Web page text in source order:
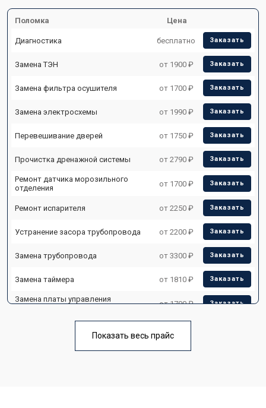
Поломка Цена
Диагностика бесплатно Заказать
Замена ТЭН от 1900 ₽ Заказать
Замена фильтра осушителя от 1700 ₽ Заказать
Замена электросхемы от 1990 ₽ Заказать
Перевешивание дверей от 1750 ₽ Заказать
Прочистка дренажной системы от 2790 ₽ Заказать
Ремонт датчика морозильного
отделения
от 1700 ₽ Заказать
Ремонт испарителя от 2250 ₽ Заказать
Устранение засора трубопровода от 2200 ₽ Заказать
Замена трубопровода от 3300 ₽ Заказать
Замена таймера от 1810 ₽ Заказать
Замена платы управления
от 1700 ₽ Заказать
Ремонт/замена датчика
Замена термостата от 1700 ₽
Показать весь прайс